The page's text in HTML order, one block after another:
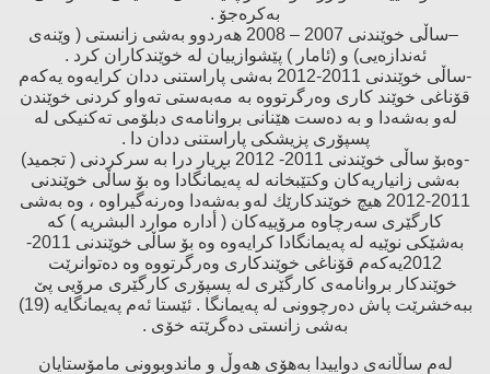
بەكرەجۆ .
–
ساڵی خوێندنی 2007 – 2008 هەردوو بەشی زانستی ( وێنەی
ئەندازەیی) و (ئامار ) پێشوازییان لە خوێندكاران كرد .
-
ساڵی خوێندنی 2011-2012 بەشی پاراستنی ددان كرایەوە یەكەم
قۆناغی خوێند كاری وەرگرتووە بە مەبەستی تەواو كردنی خوێندن
لەو بەشەدا و بە دەست هێنانی بروانامەی دبلۆمی تەكنیكی لە
پسپۆری پزیشكی پاراستنی ددان دا .
-
وەبۆ ساڵی خوێندنی 2011- 2012 بڕیار درا بە سركردنی ( تجمید)
بەشی زانیاریەكان وكتێبخانە لە پەیمانگادا وە بۆ ساڵی خوێندنی
2011-2012 هیچ خوێندكارێك لەو بەشەدا وەرنەگیراوە ، وە بەشی
كارگێری سەرچاوە مرۆییەكان ( أدارە موارد البشریە ) كە
بەشێكی نوێیە لە پەیمانگادا كرایەوە وە بۆ ساڵی خوێندنی 2011-
2012یەكەم قۆناغی خوێندكاری وەرگرتووە وە دەتوانرێت
خوێندكار بروانامەی كارگێری لە پسپۆری كارگێری مرۆیی پێ‌
ببەخشرێت پاش دەرچوونی لە پەیمانگا . ئێستا ئەم پەیمانگایە (19)
بەشی زانستی دەگرێتە خۆی .
لەم ساڵانەی دواییدا بەهۆی هەوڵ و ماندوبوونی مامۆستایان